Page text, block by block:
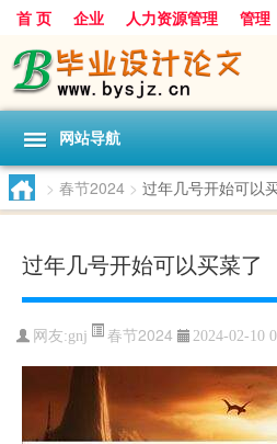
首 页 企业 人力资源管理 管理
数据
旅游 项目 浅谈 发展
网站导航
> 春节2024 > 过年几号开始可以
过年几号开始可以买菜了
网友:gnj 春节2024 2024-02-10